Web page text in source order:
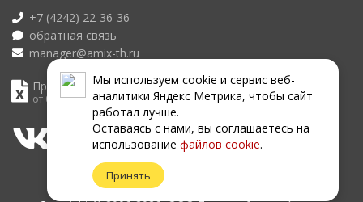
Мы используем сookie и сервис веб-
аналитики Яндекс Метрика, чтобы сайт
работал лучше.
Оставаясь с нами, вы соглашаетесь на
использование файлов сookie.
Принять
+7 (4242) 22-36-36
обратная связь
manager@amix-th.ru
Прайс лист
от 08.08.2026